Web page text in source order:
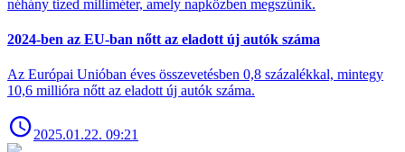
néhány tized milliméter, amely napközben megszűnik.
2024-ben az EU-ban nőtt az eladott új autók száma
Az Európai Unióban éves összevetésben 0,8 százalékkal, mintegy
10,6 millióra nőtt az eladott új autók száma.
2025.01.22. 09:21